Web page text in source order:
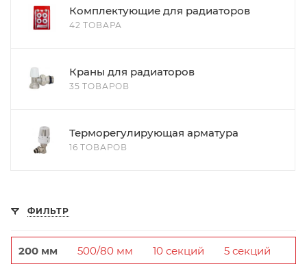
Комплектующие для радиаторов
42 ТОВАРА
Краны для радиаторов
35 ТОВАРОВ
Терморегулирующая арматура
16 ТОВАРОВ
ФИЛЬТР
200 мм 500/80 мм 10 секций 5 секций